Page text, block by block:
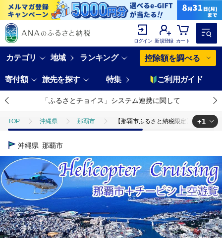
ログイン 新規登録 カート
カテゴリ 地域 ランキング 控除額を調べる
寄付額 旅先を探す 特集 ご利用ガイド
「ふるさとチョイス」システム連携に関して
TOP 沖縄県 那覇市 【那覇市ふるさと納税限定】那覇市＋
TOP
+1
沖縄県 那覇市